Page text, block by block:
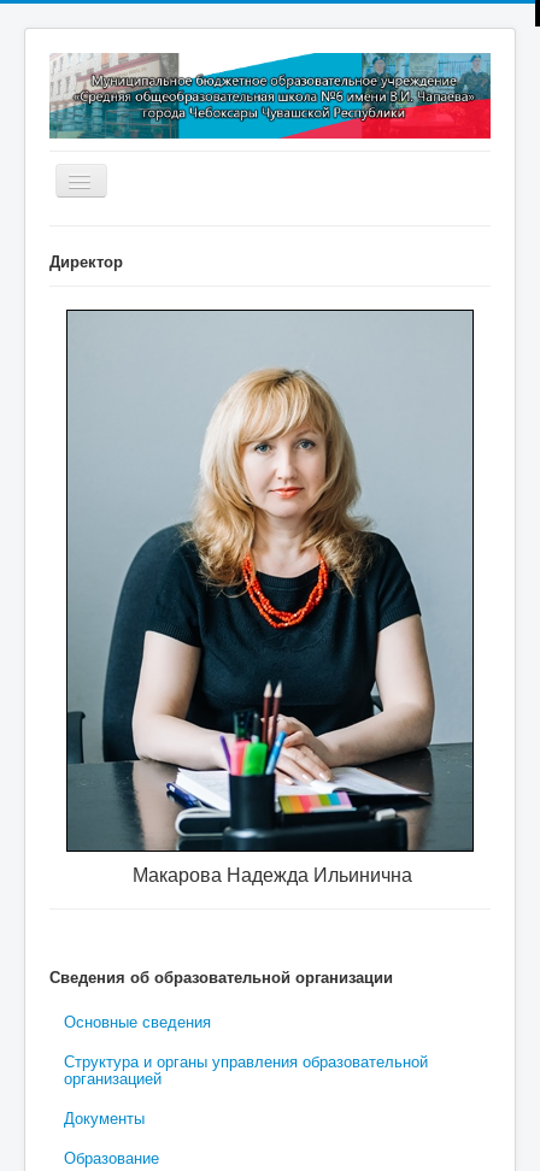
Включить/
выключить
Прокуратура разъясняет
ПРИЕМ В 1 КЛАСС
специалист по охране труда, учитель
Директор
Макарова Надежда Ильинична
Сведения об образовательной организации
Основные сведения
Структура и органы управления образовательной
организацией
Документы
Образование